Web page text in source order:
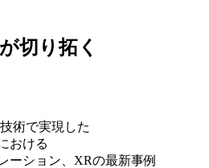
切り拓く
術で実現した
おける
ーション、XRの最新事例